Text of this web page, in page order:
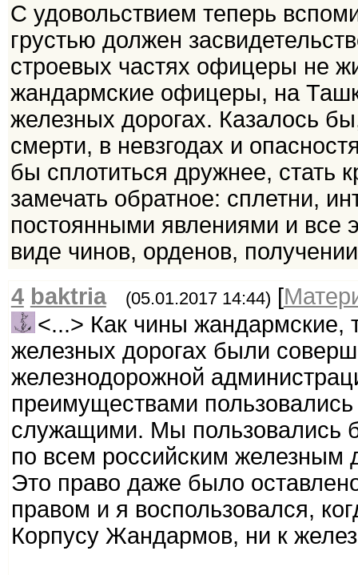
С удовольствием теперь
грустью должен
строевых частях офицеры не
жандармские офицеры, на
железных дорогах. Казалось
смерти, в невзгодах и
бы сплотиться дружнее, стать
замечать обратное: сплетни,
постоянными явлениями и все
виде чинов, орденов,
4 baktria (05.01.2017 14:44) [
<...> Как чины жандармские,
железных дорогах были
железнодорожной
преимуществами
служащими. Мы пользовались
по всем российским железным
Это право даже было
правом и я воспользовался,
Корпусу Жандармов, ни к